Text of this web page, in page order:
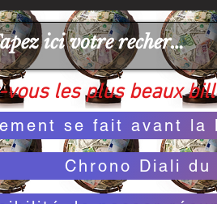
vous les plus beaux
se fait avant la
Chrono Diali